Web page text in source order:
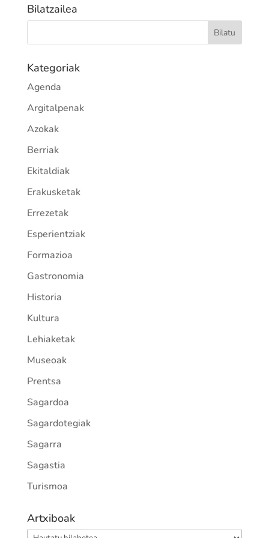
Bilatzailea
Kategoriak
Agenda
Argitalpenak
Azokak
Berriak
Ekitaldiak
Erakusketak
Errezetak
Esperientziak
Formazioa
Gastronomia
Historia
Kultura
Lehiaketak
Museoak
Prentsa
Sagardoa
Sagardotegiak
Sagarra
Sagastia
Turismoa
Artxiboak